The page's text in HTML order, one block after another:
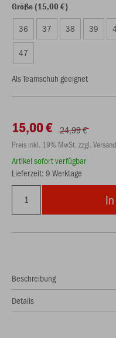
Größe (15,00 €)
36 37 38 39
47
Als Teamschuh geeignet
15,00 € 24,99 €
Preis inkl. 19% MwSt. zzgl. Versand
Artikel sofort verfügbar
Lieferzeit: 9 Werktage
Beschreibung
Details